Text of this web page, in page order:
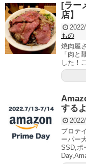
[ラー
店】
もの
焼肉屋
「肉と
した！
する
プロテ
ーパー
SSD,ポ